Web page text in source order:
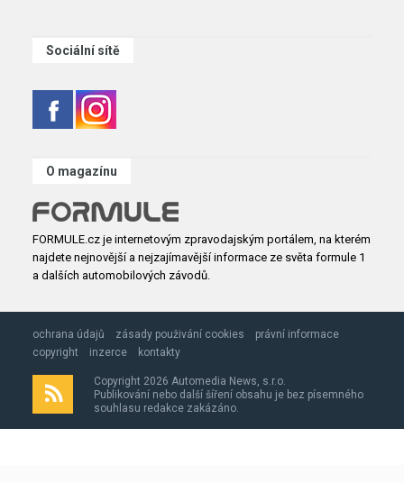
Sociální sítě
O magazínu
FORMULE.cz je internetovým zpravodajským portálem, na kterém
najdete nejnovější a nejzajímavější informace ze světa formule 1
a dalších automobilových závodů.
ochrana údajů zásady použivání cookies
právní informace
copyright
inzerce kontakty
Copyright 2026 Automedia News, s.r.o.
Publikování nebo další šíření obsahu je bez písemného
souhlasu redakce zakázáno.